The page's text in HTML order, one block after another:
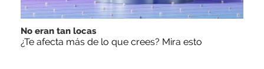
No eran tan locas
¿Te afecta más de lo que crees? Mira esto